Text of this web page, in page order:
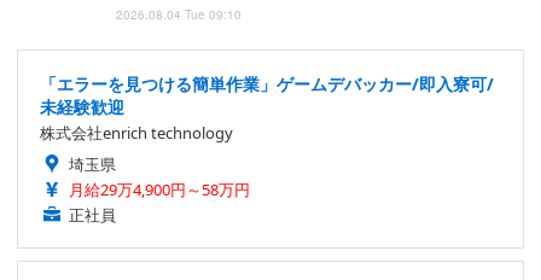
2026.08.04 Tue 09:10
「エラーを見つける簡単作業」ゲームデバッカー/即入寮可/
未経験歓迎
株式会社enrich technology
埼玉県
月給29万4,900円～58万円
正社員